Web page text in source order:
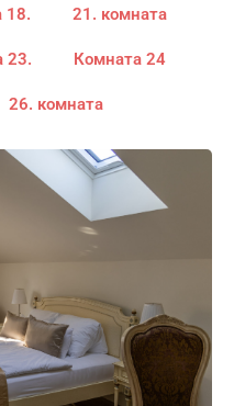
18. 21. комната
23. Комната 24
26. комната